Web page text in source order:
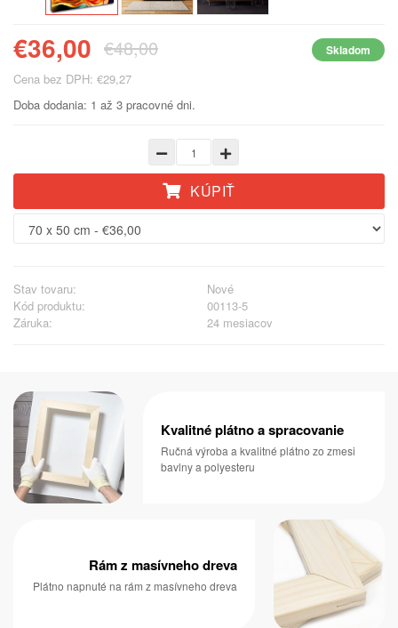
€36,00 €48,00 Skladom
Cena bez DPH: €29,27
Doba dodania: 1 až 3 pracovné dni.
KÚPIŤ
Stav tovaru:
Nové
Kód produktu:
00113-5
Záruka:
24 mesiacov
Kvalitné plátno a spracovanie
Ručná výroba a kvalitné plátno zo zmesi
bavlny a polyesteru
Rám z masívneho dreva
Plátno napnuté na rám z masívneho dreva